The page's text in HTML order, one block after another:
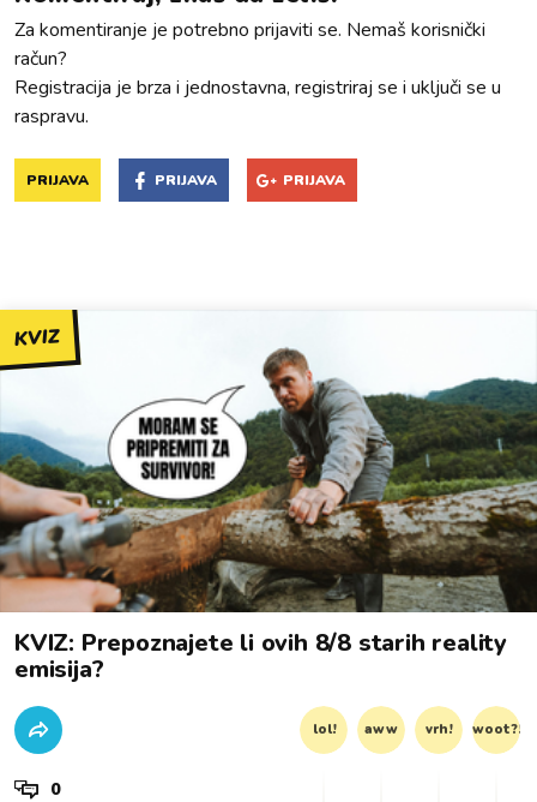
Za komentiranje je potrebno prijaviti se. Nemaš korisnički
račun?
Registracija je brza i jednostavna, registriraj se i uključi se u
raspravu.
PRIJAVA PRIJAVA PRIJAVA
KVIZ
KVIZ: Prepoznajete li ovih 8/8 starih reality
emisija?
lol! aww vrh! woot?!
0